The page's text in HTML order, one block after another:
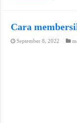
Cara
September 8, 2022